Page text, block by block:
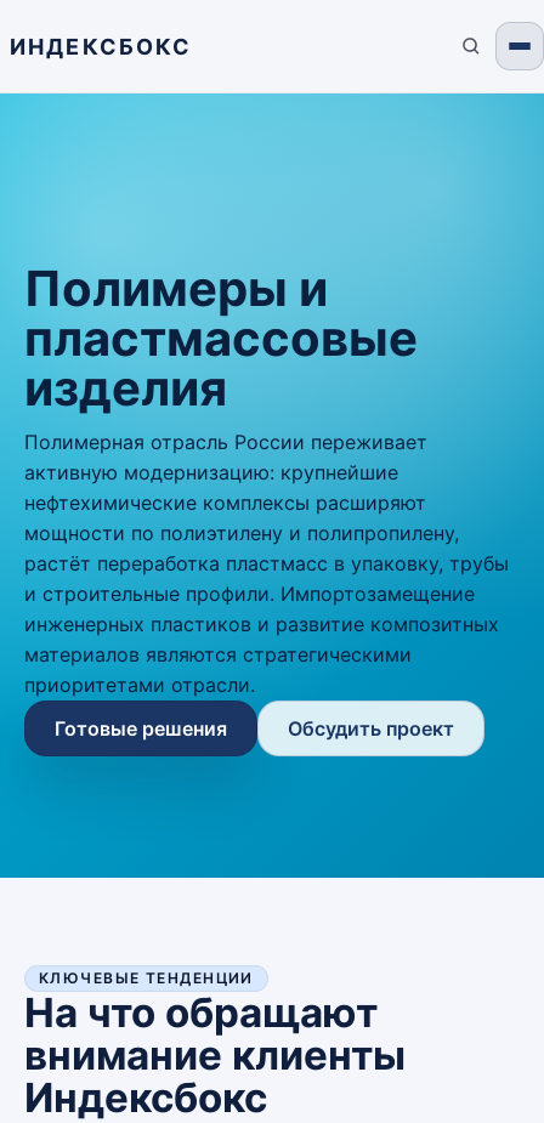
ИНДЕКСБОКС
Полимеры и
пластмассовые
изделия
Полимерная отрасль России переживает
активную модернизацию: крупнейшие
нефтехимические комплексы расширяют
мощности по полиэтилену и полипропилену,
растёт переработка пластмасс в упаковку, трубы
и строительные профили. Импортозамещение
инженерных пластиков и развитие композитных
материалов являются стратегическими
приоритетами отрасли.
Готовые решения
Обсудить проект
КЛЮЧЕВЫЕ ТЕНДЕНЦИИ
На что обращают
внимание клиенты
Индексбокс